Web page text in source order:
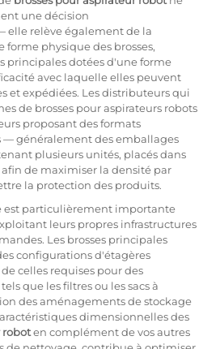
une décision
relève également de la
forme physique des brosses,
principales dotées d'une forme
avec laquelle elles peuvent
et expédiées. Les distributeurs qui
de brosses pour aspirateurs robots
proposant des formats
généralement des emballages
plusieurs unités, placés dans
de maximiser la densité par
la protection des produits.
est particulièrement importante
leurs propres infrastructures
Les brosses principales
configurations d'étagères
celles requises pour des
que les filtres ou les sacs à
des aménagements de stockage
dimensionnelles des
roboten complément de vos autres